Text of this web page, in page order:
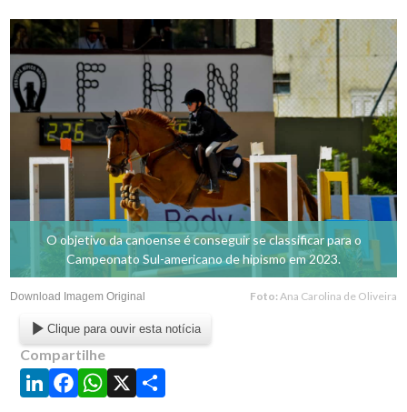
O objetivo da canoense é conseguir se classificar para o
Campeonato Sul-americano de hipismo em 2023.
Download Imagem Original Foto: Ana Carolina de Oliveira
Clique para ouvir esta notícia
Compartilhe
LinkedIn
Facebook
WhatsApp
X Share